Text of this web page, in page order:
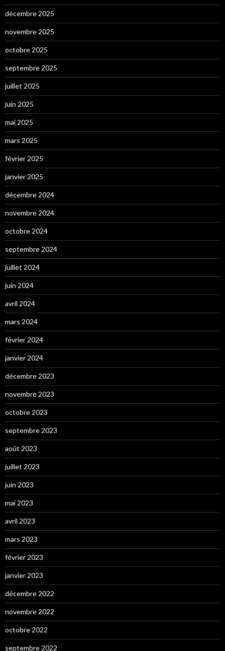
décembre 2025
novembre 2025
octobre 2025
septembre 2025
juillet 2025
juin 2025
mai 2025
mars 2025
février 2025
janvier 2025
décembre 2024
novembre 2024
octobre 2024
septembre 2024
juillet 2024
juin 2024
avril 2024
mars 2024
février 2024
janvier 2024
décembre 2023
novembre 2023
octobre 2023
septembre 2023
août 2023
juillet 2023
juin 2023
mai 2023
avril 2023
mars 2023
février 2023
janvier 2023
décembre 2022
novembre 2022
octobre 2022
septembre 2022